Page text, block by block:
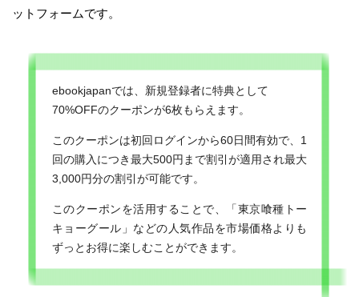
ットフォームです。
ebookjapanでは、新規登録者に特典として
70%OFFのクーポンが6枚もらえます。
このクーポンは初回ログインから60日間有効で、1
回の購入につき最大500円まで割引が適用され最大
3,000円分の割引が可能です。
このクーポンを活用することで、「東京喰種トー
キョーグール」などの人気作品を市場価格よりも
ずっとお得に楽しむことができます。